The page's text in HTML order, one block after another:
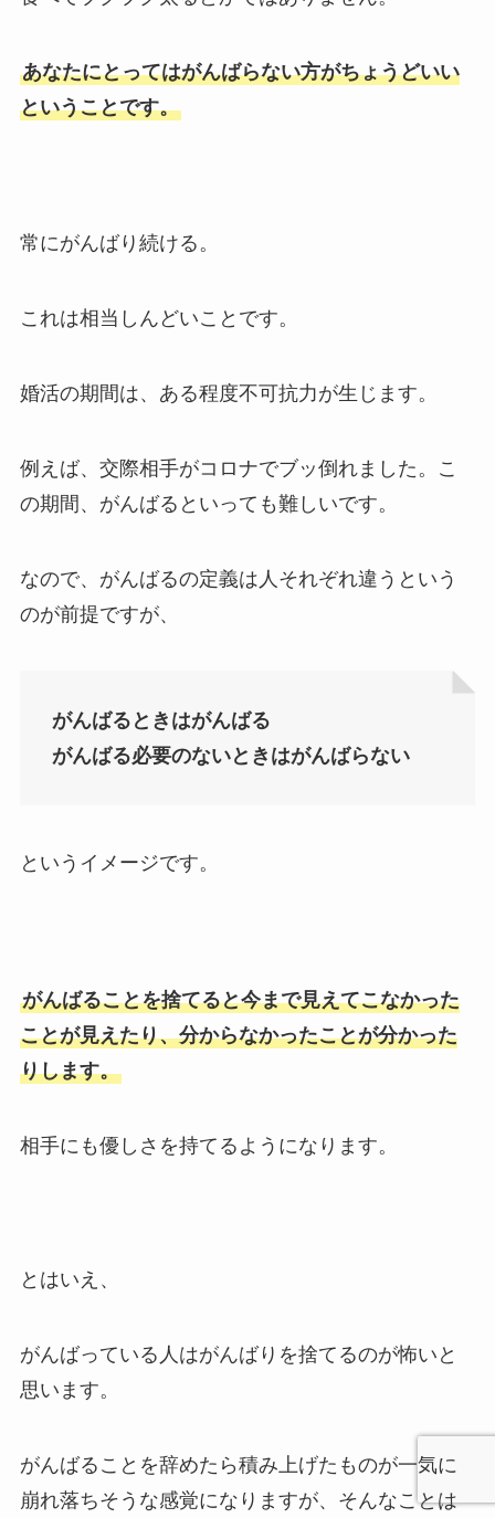
あなたにとってはがんばらない方がちょうどいい
ということです。
常にがんばり続ける。
これは相当しんどいことです。
婚活の期間は、ある程度不可抗力が生じます。
例えば、交際相手がコロナでブッ倒れました。こ
の期間、がんばるといっても難しいです。
なので、がんばるの定義は人それぞれ違うという
のが前提ですが、
がんばるときはがんばる
がんばる必要のないときはがんばらない
というイメージです。
がんばることを捨てると今まで見えてこなかった
ことが見えたり、分からなかったことが分かった
りします。
相手にも優しさを持てるようになります。
とはいえ、
がんばっている人はがんばりを捨てるのが怖いと
思います。
がんばることを辞めたら積み上げたものが一気に
崩れ落ちそうな感覚になりますが、そんなことは